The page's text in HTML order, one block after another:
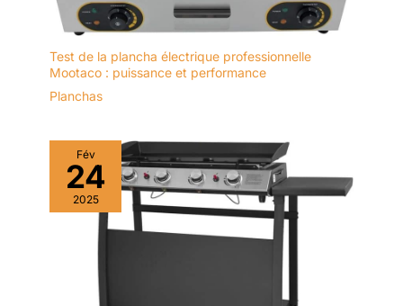
Test de la plancha électrique professionnelle
Mootaco : puissance et performance
Planchas
Fév
24
2025